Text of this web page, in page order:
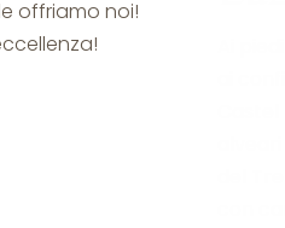
Ai
ai
del
offriamo noi!